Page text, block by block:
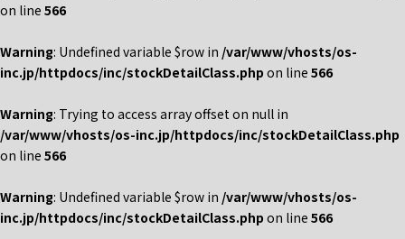
on line 566
Warning: Undefined variable $row in /var/www/vhosts/os-
inc.jp/httpdocs/inc/stockDetailClass.php on line 566
Warning: Trying to access array offset on null in
/var/www/vhosts/os-inc.jp/httpdocs/inc/stockDetailClass.php
on line 566
Warning: Undefined variable $row in /var/www/vhosts/os-
inc.jp/httpdocs/inc/stockDetailClass.php on line 566